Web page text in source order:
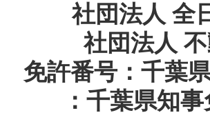
社団法人 全
社団法人
免許番号：千葉
：千葉県知